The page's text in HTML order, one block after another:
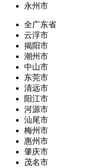
永州市
全广东省
云浮市
揭阳市
潮州市
中山市
东莞市
清远市
阳江市
河源市
汕尾市
梅州市
惠州市
肇庆市
茂名市